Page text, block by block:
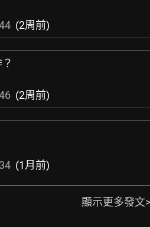
(2周前)
(2周前)
(1月前)
顯示更多發文